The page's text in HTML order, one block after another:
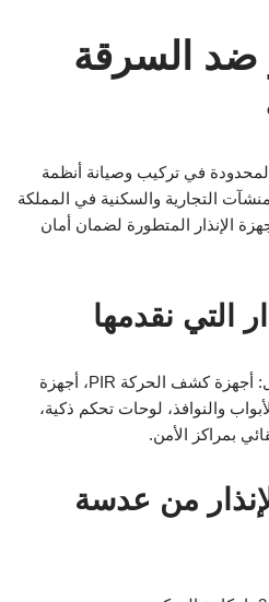
ضد السرقة
في تركيب وصيانة أنظمة
التجارية والسكنية في المملكة
الإنذار المتطورة لضمان أمان
التي نقدمها
نقدم أنظمة إنذار متكاملة تشمل: أجهزة كشف الحركة PIR، أجهزة
والنوافذ، لوحات تحكم ذكية،
بمراكز الأمن.
من عدسة